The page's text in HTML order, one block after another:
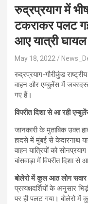
रुद्रप्रयाग में
टकराकर पलट
आए यात्री घायल
May 18, 2022
रुद्रप्रयाग-गौरीकुंड
वाहन और एम्‍बुलेंस में
गए हैं।
विपरीत दिशा से आ रही
जानकारी के मुताबिक उक्‍त
हादसे में मुंबई से केदारनाथ
वाहन यात्रियों को
बांसवाड़ा में विपरीत दिशा
बोलेरो में कुल आठ लोग सवार
प्रत्‍यक्षदर्शियों के अनुसार
पर ही पलट गया। बोलेरो में